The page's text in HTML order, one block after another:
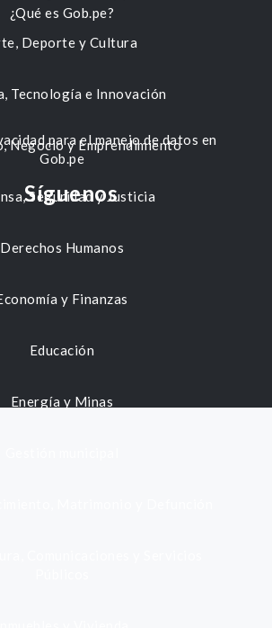
Deporte y Cultura
Tecnología e Innovación
Negocio y Emprendimiento
Seguridad y Justicia
Derechos Humanos
y Finanzas
Educación
Energía y Minas
¿Qué es Gob.pe?
para el manejo de datos en
Gob.pe
Síguenos